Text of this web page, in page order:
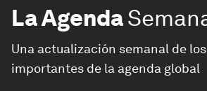
La Agenda
Una actualización semanal de
importantes de la agenda global